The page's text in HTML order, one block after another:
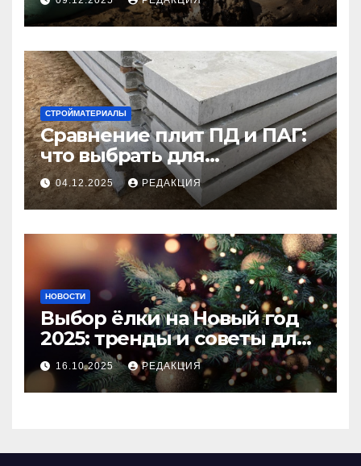
СТРОЙМАТЕРИАЛЫ
Сравнение плит ПД и ПАГ:
что выбрать для
долговечного и прочного
покрытия
04.12.2025 РЕДАКЦИЯ
НОВОСТИ
Выбор ёлки на Новый год
2025: тренды и советы для
идеального праздника
16.10.2025 РЕДАКЦИЯ